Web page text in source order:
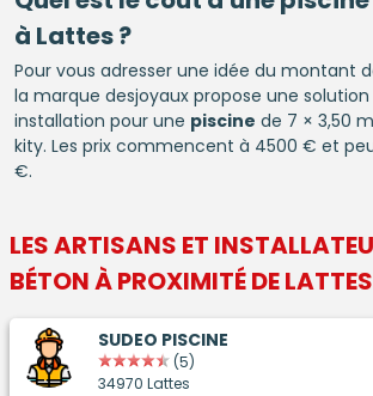
à Lattes ?
Pour vous adresser une idée du montant
la marque desjoyaux propose une
installation pour une piscine de 7 × 3,50
kity. Les prix commencent à 4500 € et
€.
LES ARTISANS ET
BÉTONÀ PROXIMITÉ DE LATTES
SUDEO PISCINE
(5)
34970 Lattes